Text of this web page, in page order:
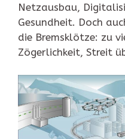
Netzausbau,
Gesundheit. Doch
die Bremsklötze: zu
Zögerlichkeit, Streit